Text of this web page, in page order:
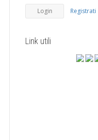
Registrati
Link utili